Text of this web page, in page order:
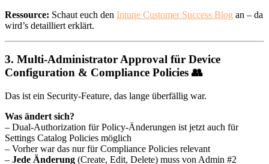
Ressource: Schaut euch den Intune Customer Success Blog an – da
wird’s detailliert erklärt.
3. Multi-Administrator Approval für Device
Configuration & Compliance Policies 👥
Das ist ein Security-Feature, das lange überfällig war.
Was ändert sich?
– Dual-Authorization für Policy-Änderungen ist jetzt auch für
Settings Catalog Policies möglich
– Vorher war das nur für Compliance Policies relevant
– Jede Änderung (Create, Edit, Delete) muss von Admin #2